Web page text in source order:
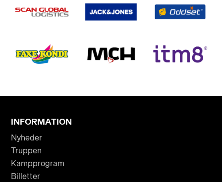
INFORMATION
Nyheder
Truppen
Kampprogram
Billetter